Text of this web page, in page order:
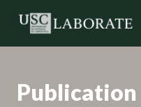
Publication